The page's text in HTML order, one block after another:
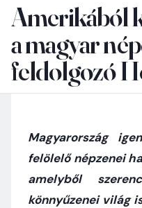
Amerikából
a magyar
feldolgozó
Magyarország
felölelő népzenei
amelyből
könnyűzenei világ